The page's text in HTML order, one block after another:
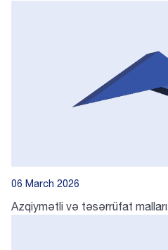
06 March 2026
Azqiymətli və təsərrüfat malları